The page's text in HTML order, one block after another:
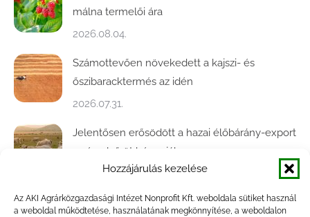
Hozzájárulás kezelése
Az AKI Agrárközgazdasági Intézet Nonprofit Kft. weboldala sütiket használ
a weboldal működtetése, használatának megkönnyítése, a weboldalon
málna termelői ára
2026.08.04.
Számottevően növekedett a kajszi- és
őszibaracktermés az idén
2026.07.31.
Jelentősen erősödött a hazai élőbárány-export
az év első öt hónapjában
2026.07.28.
Közel ötödével bővült a baromfivágás